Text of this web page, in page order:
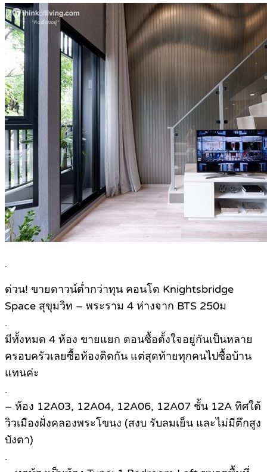
.
ด่วน! ขายดาวน์ต่ำกว่าทุน คอนโด Knightsbridge
Space สุขุมวิท – พระราม 4 ห่างจาก BTS 250ม
.
มีทั้งหมด 4 ห้อง ขายแยก ตอนซื้อตั้งใจอยู่กันเป็นหลาย
ครอบครัวเลยซื้อห้องติดกัน แต่สุดท้ายทุกคนไปซื้อบ้าน
แทนค่ะ
.
– ห้อง 12A03, 12A04, 12A06, 12A07 ชั้น 12A ทิศใต้
วิวเมืองฝั่งคลองพระโขนง (สงบ รับลมเย็น และไม่มีตึกสูง
บังตา)
.